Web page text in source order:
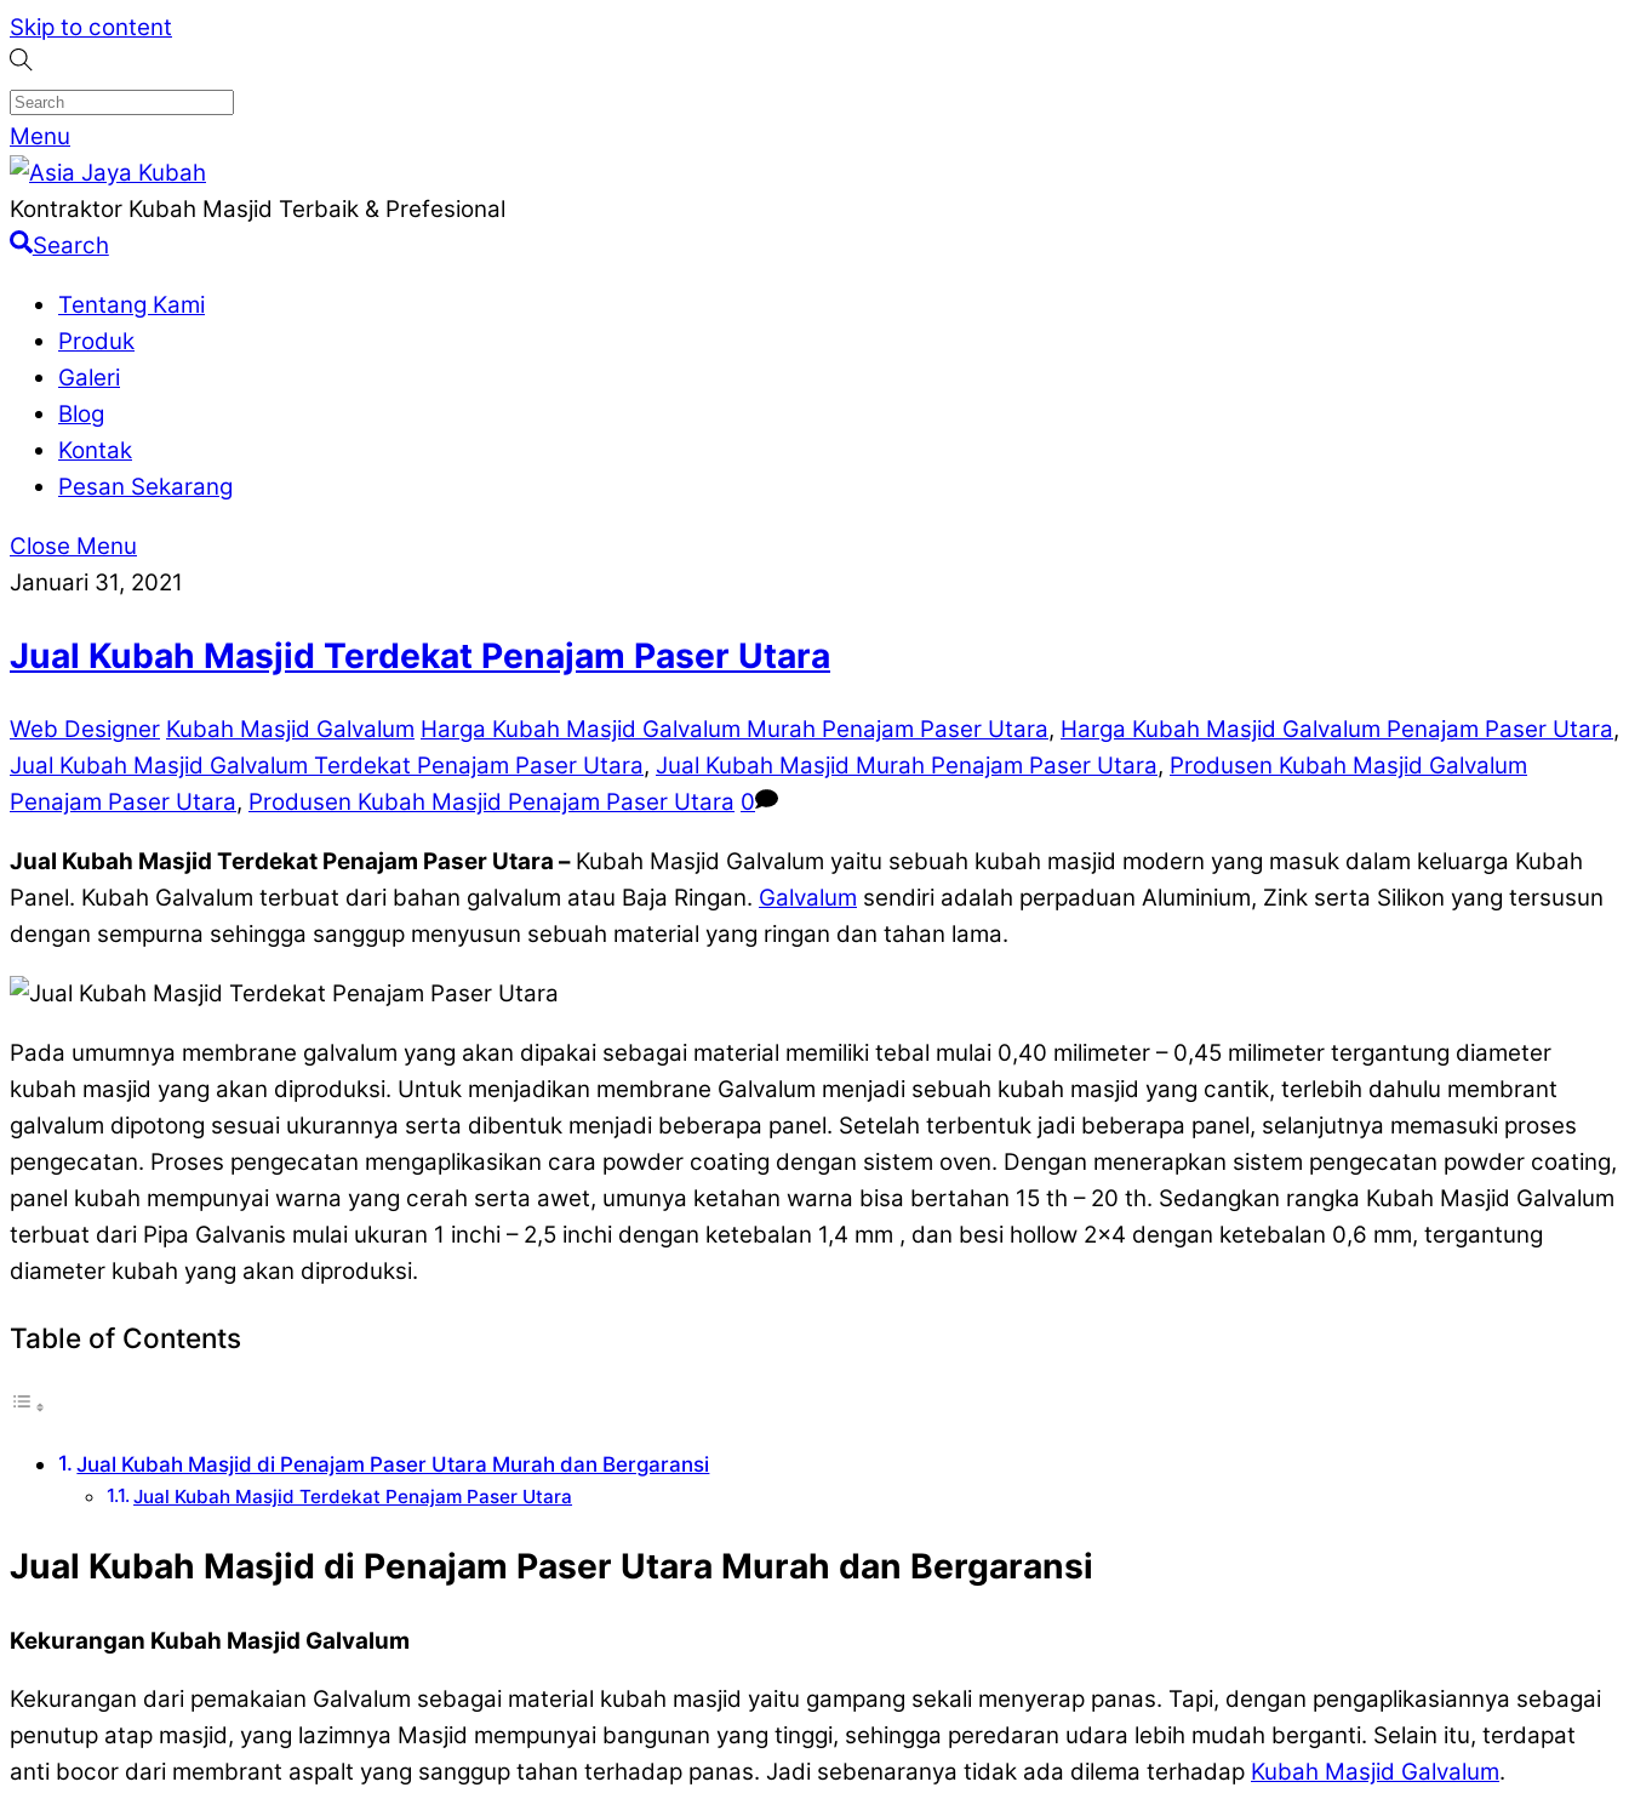
Skip to content
Menu
Kontraktor Kubah Masjid Terbaik & Prefesional
Search
Tentang Kami
Produk
Galeri
Blog
Kontak
Pesan Sekarang
Close Menu
Januari 31, 2021
Jual Kubah Masjid Terdekat Penajam Paser Utara
Web Designer Kubah Masjid Galvalum Harga Kubah Masjid Galvalum Murah Penajam Paser Utara, Harga Kubah Masjid Galvalum Penajam Paser Utara,
Jual Kubah Masjid Galvalum Terdekat Penajam Paser Utara, Jual Kubah Masjid Murah Penajam Paser Utara, Produsen Kubah Masjid Galvalum
Penajam Paser Utara, Produsen Kubah Masjid Penajam Paser Utara 0
Jual Kubah Masjid Terdekat Penajam Paser Utara –Kubah Masjid Galvalum yaitu sebuah kubah masjid modern yang masuk dalam keluarga Kubah
Panel. Kubah Galvalum terbuat dari bahan galvalum atau Baja Ringan. Galvalum sendiri adalah perpaduan Aluminium, Zink serta Silikon yang tersusun
dengan sempurna sehingga sanggup menyusun sebuah material yang ringan dan tahan lama.
Pada umumnya membrane galvalum yang akan dipakai sebagai material memiliki tebal mulai 0,40 milimeter – 0,45 milimeter tergantung diameter
kubah masjid yang akan diproduksi. Untuk menjadikan membrane Galvalum menjadi sebuah kubah masjid yang cantik, terlebih dahulu membrant
galvalum dipotong sesuai ukurannya serta dibentuk menjadi beberapa panel. Setelah terbentuk jadi beberapa panel, selanjutnya memasuki proses
pengecatan. Proses pengecatan mengaplikasikan cara powder coating dengan sistem oven. Dengan menerapkan sistem pengecatan powder coating,
panel kubah mempunyai warna yang cerah serta awet, umunya ketahan warna bisa bertahan 15 th – 20 th. Sedangkan rangka Kubah Masjid Galvalum
terbuat dari Pipa Galvanis mulai ukuran 1 inchi – 2,5 inchi dengan ketebalan 1,4 mm , dan besi hollow 2×4 dengan ketebalan 0,6 mm, tergantung
diameter kubah yang akan diproduksi.
Table of Contents
Jual Kubah Masjid di Penajam Paser Utara Murah dan Bergaransi
Jual Kubah Masjid Terdekat Penajam Paser Utara
Jual Kubah Masjid di Penajam Paser Utara Murah dan Bergaransi
Kekurangan Kubah Masjid Galvalum
Kekurangan dari pemakaian Galvalum sebagai material kubah masjid yaitu gampang sekali menyerap panas. Tapi, dengan pengaplikasiannya sebagai
penutup atap masjid, yang lazimnya Masjid mempunyai bangunan yang tinggi, sehingga peredaran udara lebih mudah berganti. Selain itu, terdapat
anti bocor dari membrant aspalt yang sanggup tahan terhadap panas. Jadi sebenaranya tidak ada dilema terhadap Kubah Masjid Galvalum.